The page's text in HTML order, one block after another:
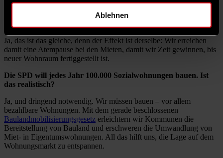
Ablehnen
Im SPD-Programm für die Bundestagswahl ist von einem
„Mietenmoratorium“ die Rede. Ist das das gleiche wie der
Ja, das ist das gleiche, denn der Effekt ist derselbe: Wir erreichen
damit eine Atempause bei den Mieten, damit wir Zeit gewinnen, bis
neuer Wohnraum fertiggestellt ist.
Die SPD will jedes Jahr 100.000 Sozialwohnungen bauen. Ist
das realistisch?
Ja, und dringend notwendig. Wir müssen bauen – vor allem
bezahlbare Wohnungen. Mit dem gerade beschlossenen
Baulandmobilisierungsgesetz erleichtern wir Kommunen die
Bereitstellung von Bauland und erschweren die Umwandlung von
Miet- in Eigentumswohnungen. All das hilft uns, die Lage auf dem
Wohnungsmarkt zu entspannen.